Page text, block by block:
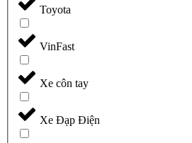
Toyota
VinFast
Xe côn tay
Xe Đạp Điện